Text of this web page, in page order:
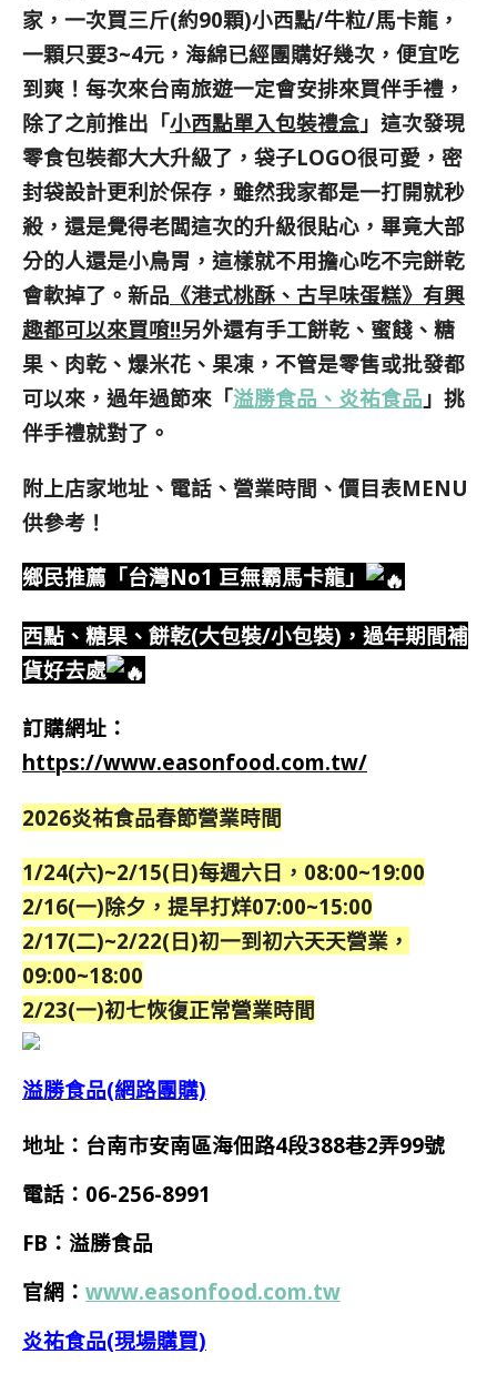
家，一次買三斤(約90顆)小西點/牛粒/馬卡龍，
一顆只要3~4元，海綿已經團購好幾次，便宜吃
到爽！每次來台南旅遊一定會安排來買伴手禮，
除了之前推出「小西點單入包裝禮盒 」這次發現
零食包裝都大大升級了，袋子LOGO很可愛，密
封袋設計更利於保存，雖然我家都是一打開就秒
殺，還是覺得老闆這次的升級很貼心，畢竟大部
分的人還是小鳥胃，這樣就不用擔心吃不完餅乾
會軟掉了。新品 《港式桃酥、古早味蛋糕》有興
趣都可以來買唷!!另外還有手工餅乾、蜜餞、糖
果、肉乾、爆米花、果凍，不管是零售或批發都
可以來，過年過節來「溢勝食品、炎祐食品 」挑
伴手禮就對了。
附上店家地址、電話、營業時間、價目表MENU
供參考！
鄉民推薦「台灣No1 巨無霸馬卡龍」
西點、糖果、 餅乾(大包裝/小包裝)，過年期間補
貨好去處
訂購網址：
https://www.easonfood.com.tw/
2026炎祐食品春節營業時間
1/24(六)~2/15(日)每週六日，08:00~19:00
2/16(一)除夕，提早打烊07:00~15:00
2/17(二)~2/22(日)初一到初六天天營業，
09:00~18:00
2/23(一)初七恢復正常營業時間
溢勝食品(網路團購)
地址：台南市安南區海佃路4段388巷2弄99號
電話：06-256-8991
FB：溢勝食品
官網： www.easonfood.com.tw
炎祐食品(現場購買)